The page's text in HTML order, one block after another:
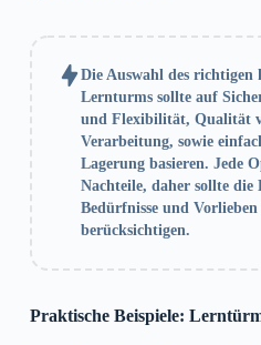
Die Auswahl des richtigen
Lernturms sollte auf
und Flexibilität, Qualität
Verarbeitung, sowie
Lagerung basieren. Jede
Nachteile, daher sollte die
Bedürfnisse und Vorlieben
berücksichtigen.
Praktische Beispiele: